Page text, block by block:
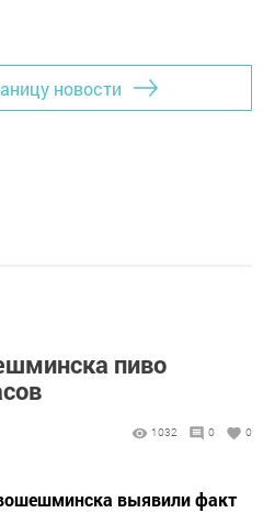
новости
пиво
1032 0 0
выявили факт